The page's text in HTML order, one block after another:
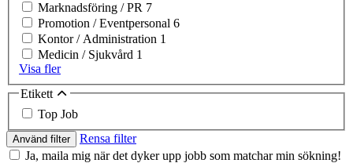
Marknadsföring / PR 7
Promotion / Eventpersonal 6
Kontor / Administration 1
Medicin / Sjukvård 1
Visa fler
Etikett
Top Job
Använd filter
Rensa filter
Ja, maila mig när det dyker upp jobb som matchar min sökning!